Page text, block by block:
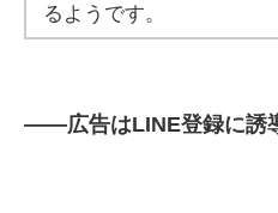
るようです。
――広告はLINE登録に誘